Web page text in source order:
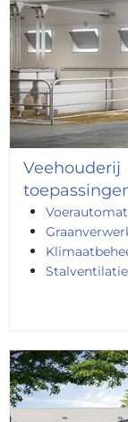
Veehouderij
Stalventilatie